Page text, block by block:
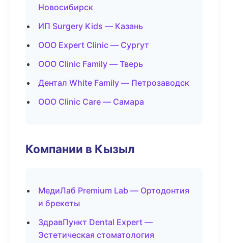
Новосибирск
ИП Surgery Kids — Казань
ООО Expert Clinic — Сургут
ООО Clinic Family — Тверь
Дентал White Family — Петрозаводск
ООО Clinic Care — Самара
Компании в Кызыл
МедиЛаб Premium Lab — Ортодонтия
и брекеты
ЗдравПункт Dental Expert —
Эстетическая стоматология